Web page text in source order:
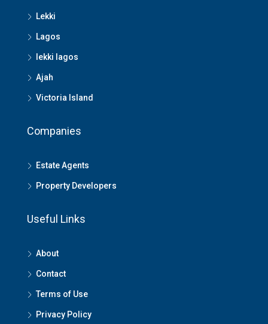
Lekki
Lagos
lekki lagos
Ajah
Victoria Island
Companies
Estate Agents
Property Developers
Useful Links
About
Contact
Terms of Use
Privacy Policy